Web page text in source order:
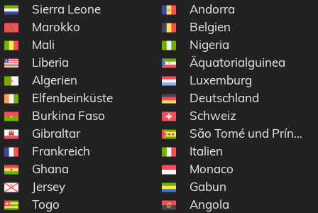
Sierra Leone
Marokko
Mali
Liberia
Algerien
Elfenbeinküste
Burkina Faso
Gibraltar
Frankreich
Ghana
Jersey
Togo
Andorra
Belgien
Nigeria
Äquatorialguinea
Luxemburg
Deutschland
Schweiz
São Tomé und Príncipe
Italien
Monaco
Gabun
Angola